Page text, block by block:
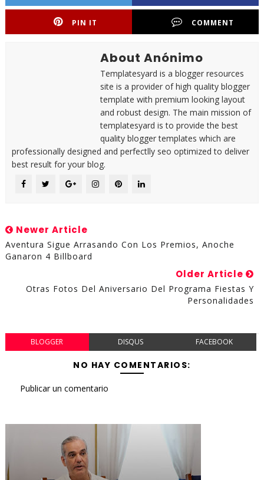
PIN IT COMMENT
About Anónimo
Templatesyard is a blogger resources
site is a provider of high quality blogger
template with premium looking layout
and robust design. The main mission of
templatesyard is to provide the best
quality blogger templates which are
professionally designed and perfectlly seo optimized to deliver
best result for your blog.
Newer Article
Aventura Sigue Arrasando Con Los Premios, Anoche
Ganaron 4 Billboard
Older Article
Otras Fotos Del Aniversario Del Programa Fiestas Y
Personalidades
BLOGGER DISQUS FACEBOOK
NO HAY COMENTARIOS:
Publicar un comentario